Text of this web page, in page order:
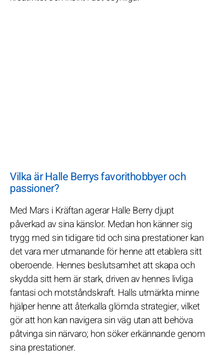
Vilka är Halle Berrys favorithobbyer och
passioner?
Med Mars i Kräftan agerar Halle Berry djupt
påverkad av sina känslor. Medan hon känner sig
trygg med sin tidigare tid och sina prestationer kan
det vara mer utmanande för henne att etablera sitt
oberoende. Hennes beslutsamhet att skapa och
skydda sitt hem är stark, driven av hennes livliga
fantasi och motståndskraft. Halls utmärkta minne
hjälper henne att återkalla glömda strategier, vilket
gör att hon kan navigera sin väg utan att behöva
påtvinga sin närvaro; hon söker erkännande genom
sina prestationer.